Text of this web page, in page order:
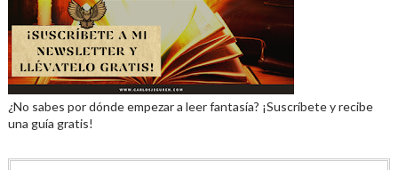
¿No sabes por dónde empezar a leer fantasía? ¡Suscríbete y recibe
una guía gratis!